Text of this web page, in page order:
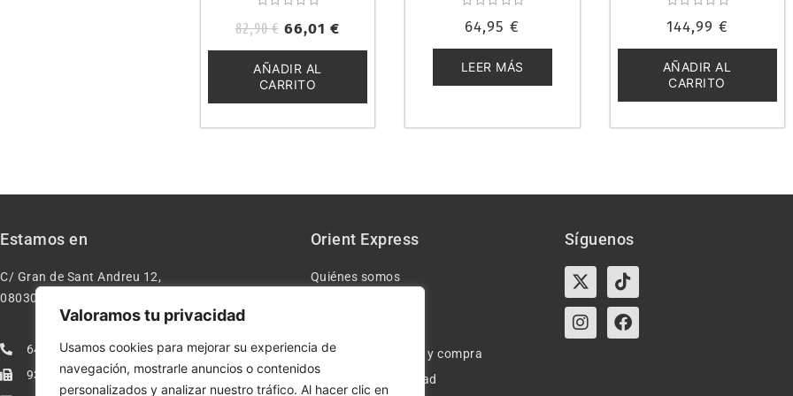
Valoramos tu privacidad
Usamos cookies para mejorar su experiencia de
navegación, mostrarle anuncios o contenidos
personalizados y analizar nuestro tráfico. Al hacer clic en
HN6581
con
de
5
82,90€ 66,01 €
AÑADIR AL
CARRITO
con
de
5
64,95€
LEER MÁS
COLLECTION LC6630
con
de
5
144,99 €
AÑADIR AL
CARRITO
Estamos en
C/ Gran de Sant Andreu 12,
08030 – Barcelona España
640277962
933113005
Orient Express
Quiénes somos
Condiciones de uso y compra
Política de privacidad
Síguenos
X-
twitter
Tiktok
InstagramFacebook